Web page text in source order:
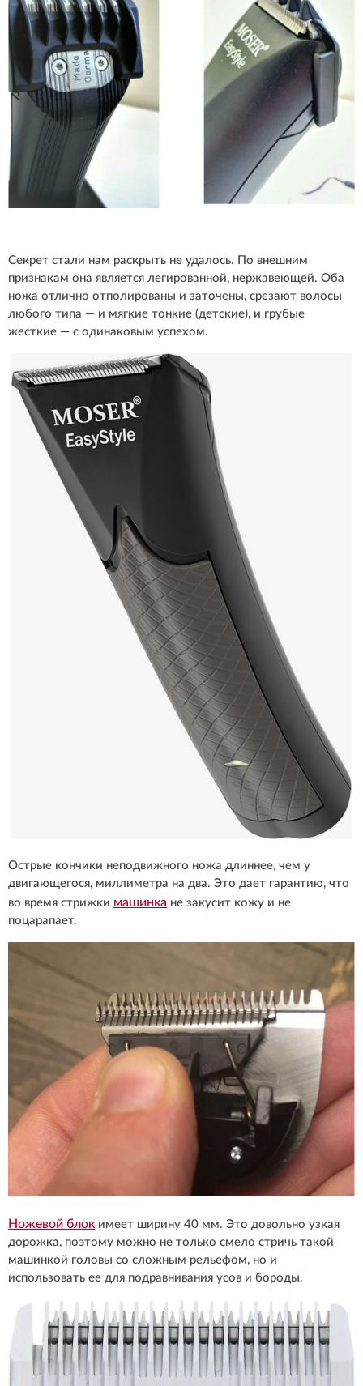
Секрет стали нам раскрыть не удалось. По внешним
признакам она является легированной, нержавеющей. Оба
ножа отлично отполированы и заточены, срезают волосы
любого типа — и мягкие тонкие (детские), и грубые
жесткие — с одинаковым успехом.
Острые кончики неподвижного ножа длиннее, чем у
двигающегося, миллиметра на два. Это дает гарантию, что
во время стрижки машинка не закусит кожу и не
поцарапает.
Ножевой блок имеет ширину 40 мм. Это довольно узкая
дорожка, поэтому можно не только смело стричь такой
машинкой головы со сложным рельефом, но и
использовать ее для подравнивания усов и бороды.